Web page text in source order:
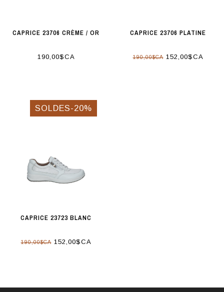
CAPRICE 23706 CRÈME / OR
190,00$CA
CAPRICE 23706 PLATINE
190,00$CA152,00$CA
SOLDES-20%
CAPRICE 23723 BLANC
190,00$CA152,00$CA